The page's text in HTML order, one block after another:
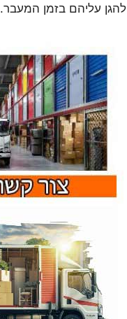
להגן עליהם בזמן המעבר.